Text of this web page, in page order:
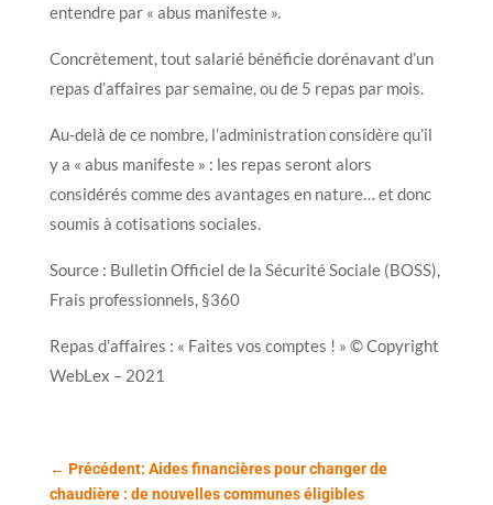
entendre par « abus manifeste ».
Concrètement, tout salarié bénéficie dorénavant d’un
repas d’affaires par semaine, ou de 5 repas par mois.
Au-delà de ce nombre, l’administration considère qu’il
y a « abus manifeste » : les repas seront alors
considérés comme des avantages en nature… et donc
soumis à cotisations sociales.
Source : Bulletin Officiel de la Sécurité Sociale (BOSS),
Frais professionnels, §360
Repas d’affaires : « Faites vos comptes ! » © Copyright
WebLex – 2021
← Précédent: Aides financières pour changer de
chaudière : de nouvelles communes éligibles